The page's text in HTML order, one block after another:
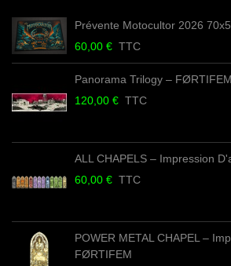
Prévente Motocultor 2026
60,00 € TTC
Panorama Trilogy –
120,00 € TTC
ALL CHAPELS – Impression
60,00 € TTC
POWER METAL CHAPEL –
FØRTIFEM